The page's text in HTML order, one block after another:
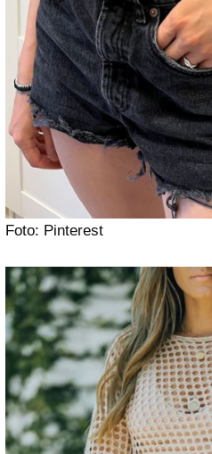
Foto: Pinterest